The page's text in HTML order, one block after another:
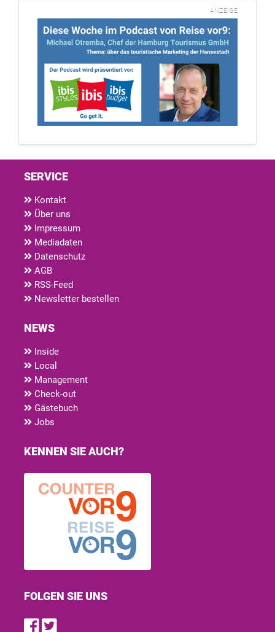
ANZEIGE
SERVICE
Kontakt
Über uns
Impressum
Mediadaten
Datenschutz
AGB
RSS-Feed
Newsletter bestellen
NEWS
Inside
Local
Management
Check-out
Gästebuch
Jobs
KENNEN SIE AUCH?
FOLGEN SIE UNS
Find us on Facebook
Follow us on Twitter